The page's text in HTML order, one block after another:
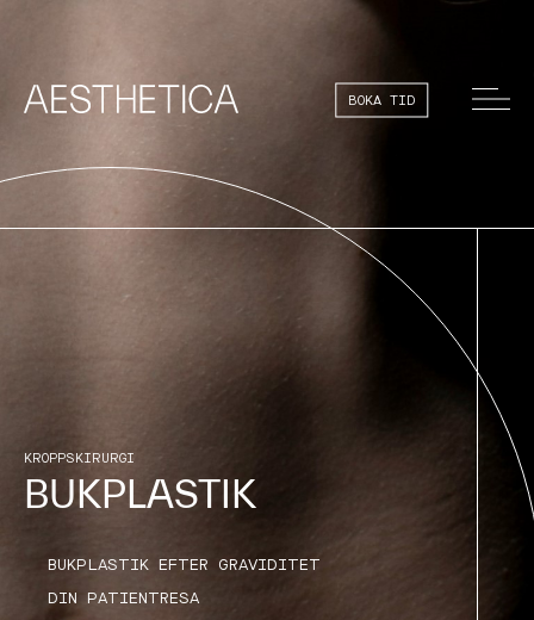
BOKA TID
KROPPSKIRURGI
BUKPLASTIK
BUKPLASTIK EFTER GRAVIDITET
DIN PATIENTRESA